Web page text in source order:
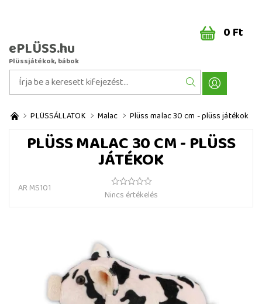
ePLÜSS.hu
Plüssjátékok, bábok
0 Ft
PLÜSSÁLLATOK Malac Plüss malac 30 cm - plüss játékok
PLÜSS MALAC 30 CM - PLÜSS
JÁTÉKOK
AR MS101
Nincs értékelés